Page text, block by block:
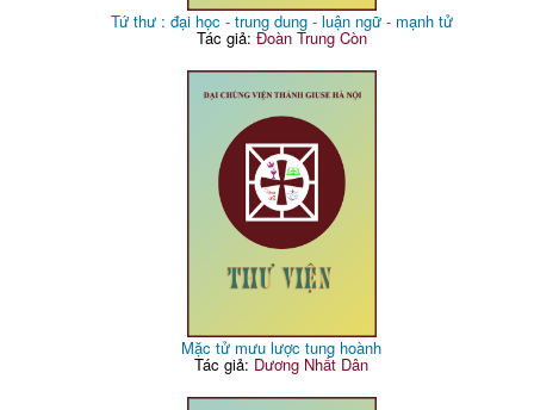
Tứ thư : đại học - trung dung - luận ngữ - mạnh tử
Tác giả: Đoàn Trung Còn
Mặc tử mưu lược tung hoành
Tác giả: Dương Nhất Dân